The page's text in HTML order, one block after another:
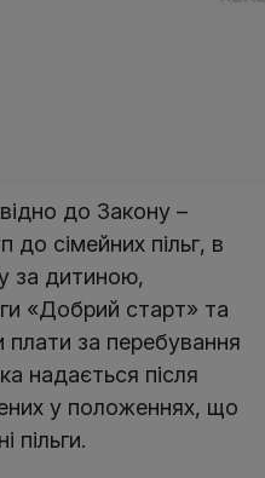
до Закону –
сімейних пільг, в
за дитиною,
«Добрий старт» та
плати за перебування
надається після
у положеннях, що
пільги.